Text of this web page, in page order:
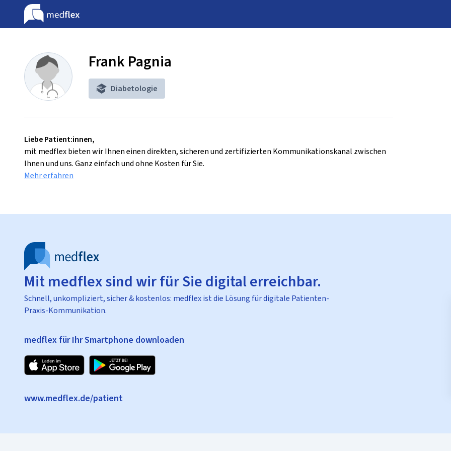
Frank Pagnia
Diabetologie
Liebe Patient:innen,
mit medflex bieten wir Ihnen einen direkten, sicheren und zertifizierten Kommunikationskanal zwischen
Ihnen und uns. Ganz einfach und ohne Kosten für Sie.
Mehr erfahren
Mit medflex sind wir für Sie digital erreichbar.
Schnell, unkompliziert, sicher & kostenlos: medflex ist die Lösung für digitale Patienten-
Praxis-Kommunikation.
medflex für Ihr Smartphone downloaden
www.medflex.de/patient